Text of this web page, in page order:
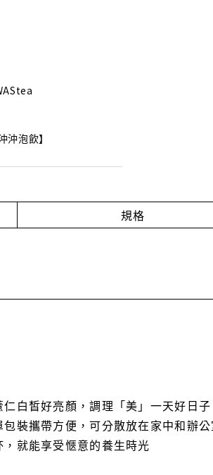
泡飲】
規格
白皙好亮顏，調理「美」一天好日子
裝攜帶方便，可分散放在家中和辦
就能享受愜意的養生時光